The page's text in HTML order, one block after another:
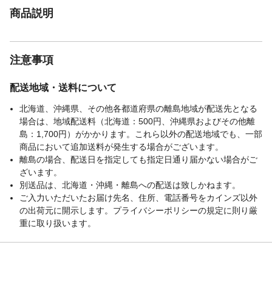
商品説明
注意事項
配送地域・送料について
北海道、沖縄県、その他各都道府県の離島地域が配送先となる
場合は、地域配送料（北海道：500円、沖縄県およびその他離
島：1,700円）がかかります。これら以外の配送地域でも、一部
商品において追加送料が発生する場合がございます。
離島の場合、配送日を指定しても指定日通り届かない場合がご
ざいます。
別送品は、北海道・沖縄・離島への配送は致しかねます。
ご入力いただいたお届け先名、住所、電話番号をカインズ以外
の出荷元に開示します。プライバシーポリシーの規定に則り厳
重に取り扱います。